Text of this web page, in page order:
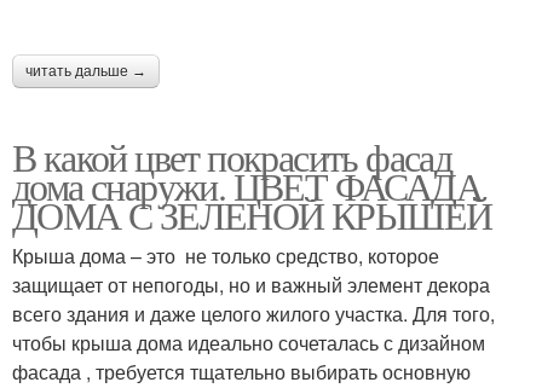
читать дальше →
В какой цвет покрасить фасад
дома снаружи. ЦВЕТ ФАСАДА
ДОМА С ЗЕЛЕНОЙ КРЫШЕЙ
Крыша дома – это не только средство, которое
защищает от непогоды, но и важный элемент декора
всего здания и даже целого жилого участка. Для того,
чтобы крыша дома идеально сочеталась с дизайном
фасада , требуется тщательно выбирать основную